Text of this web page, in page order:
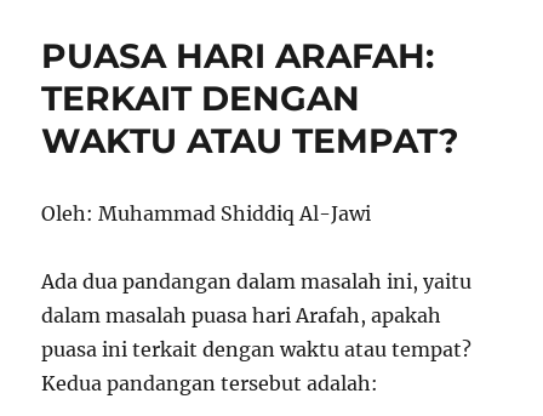
Al-
45:
Ayat
3
PUASA HARI ARAFAH:
TERKAIT DENGAN
WAKTU ATAU TEMPAT?
Oleh: Muhammad Shiddiq Al-Jawi
Ada dua pandangan dalam masalah ini, yaitu
dalam masalah puasa hari Arafah, apakah
puasa ini terkait dengan waktu atau tempat?
Kedua pandangan tersebut adalah: